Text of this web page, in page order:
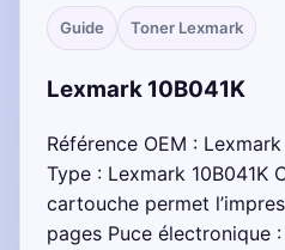
Guide Toner Lexmark
Lexmark 10B041K
Référence OEM :
Type : Lexmark 10B041K
cartouche permet
pages Puce électronique